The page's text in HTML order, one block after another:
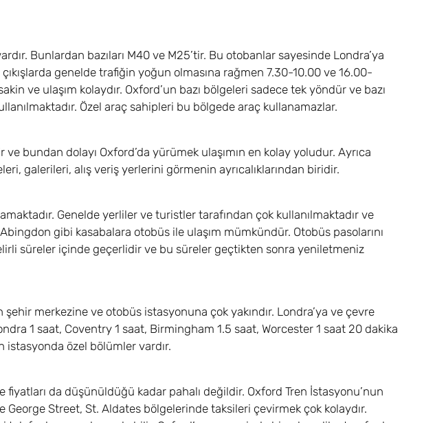
Bunlardan bazıları M40 ve M25’tir. Bu otobanlar sayesinde Londra’ya
genelde trafiğin yoğun olmasına rağmen 7.30-10.00 ve 16.00-
ve ulaşım kolaydır. Oxford’un bazı bölgeleri sadece tek yöndür ve bazı
Özel araç sahipleri bu bölgede araç kullanamazlar.
bundan dolayı Oxford’da yürümek ulaşımın en kolay yoludur. Ayrıca
galerileri, alış veriş yerlerini görmenin ayrıcalıklarından biridir.
Genelde yerliler ve turistler tarafından çok kullanılmaktadır ve
gibi kasabalara otobüs ile ulaşım mümkündür. Otobüs pasolarını
süreler içinde geçerlidir ve bu süreler geçtikten sonra yeniletmeniz
merkezine ve otobüs istasyonuna çok yakındır. Londra’ya ve çevre
1 saat, Coventry 1 saat, Birmingham 1.5 saat, Worcester 1 saat 20 dakika
özel bölümler vardır.
fiyatları da düşünüldüğü kadar pahalı değildir. Oxford Tren İstasyonu’nun
George Street, St. Aldates bölgelerinde taksileri çevirmek çok kolaydır.